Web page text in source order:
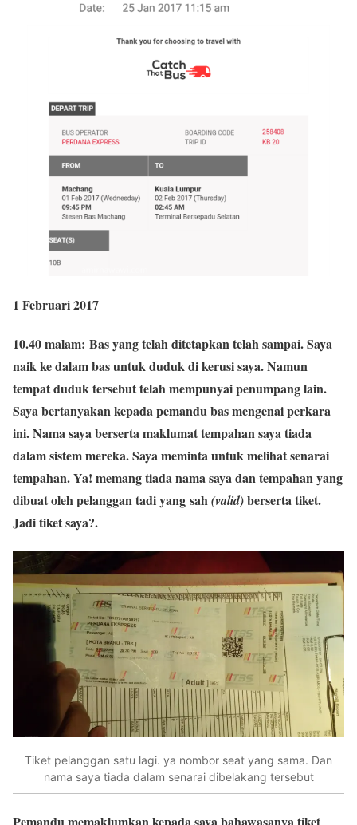
1 Februari 2017
10.40 malam: Bas yang telah ditetapkan telah sampai. Saya
naik ke dalam bas untuk duduk di kerusi saya. Namun
tempat duduk tersebut telah mempunyai penumpang lain.
Saya bertanyakan kepada pemandu bas mengenai perkara
ini. Nama saya berserta maklumat tempahan saya tiada
dalam sistem mereka. Saya meminta untuk melihat senarai
tempahan. Ya! memang tiada nama saya dan tempahan yang
dibuat oleh pelanggan tadi yang sah(valid)berserta tiket.
Jadi tiket saya?.
Tiket pelanggan satu lagi. ya nombor seat yang sama. Dan
nama saya tiada dalam senarai dibelakang tersebut